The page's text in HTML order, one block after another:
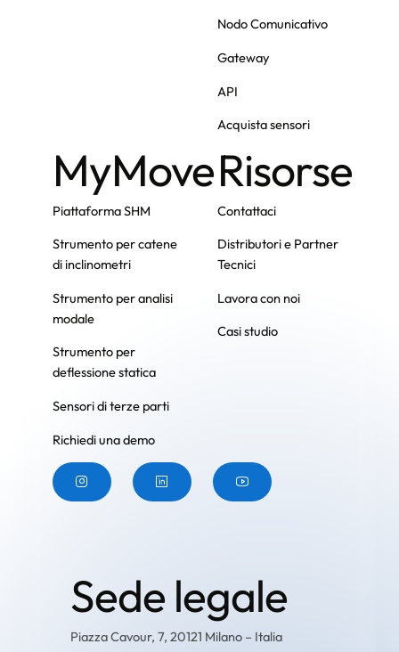
Nodo Comunicativo
Gateway
API
Acquista sensori
MyMove
Piattaforma SHM
Strumento per catene
di inclinometri
Strumento per analisi
modale
Strumento per
deflessione statica
Sensori di terze parti
Richiedi una demo
Risorse
Contattaci
Distributori e Partner
Tecnici
Lavora con noi
Casi studio
Pulsante Pulsante Pulsante
Sede legale
Piazza Cavour, 7, 20121 Milano – Italia